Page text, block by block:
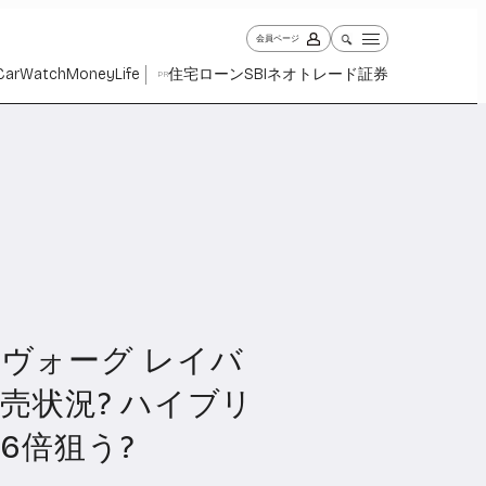
会員ページ
WatchMoneyLife PR住宅ローンSBIネオトレード証券
1029 Money1263 Life
ォーグ レイバ
状況? ハイブリ
倍狙う?